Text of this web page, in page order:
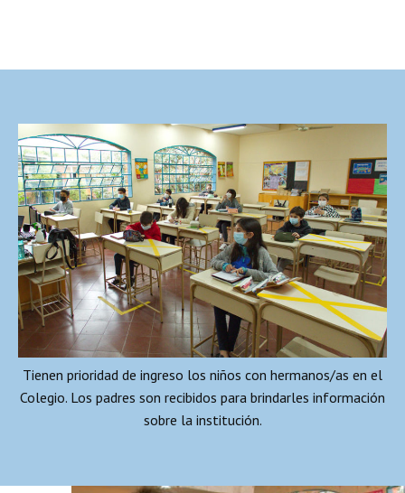
Tienen prioridad de ingreso los niños con hermanos/as en el
Colegio. Los padres son recibidos para brindarles información
sobre la institución.